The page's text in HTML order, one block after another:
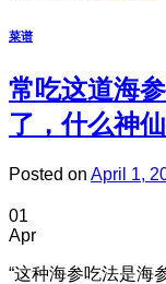
菜谱
常吃这道海
了，什么神
Posted on April 1,
01
Apr
“这种海参吃法是海